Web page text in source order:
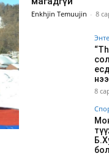
Enkhjin Temuujin - 8
8